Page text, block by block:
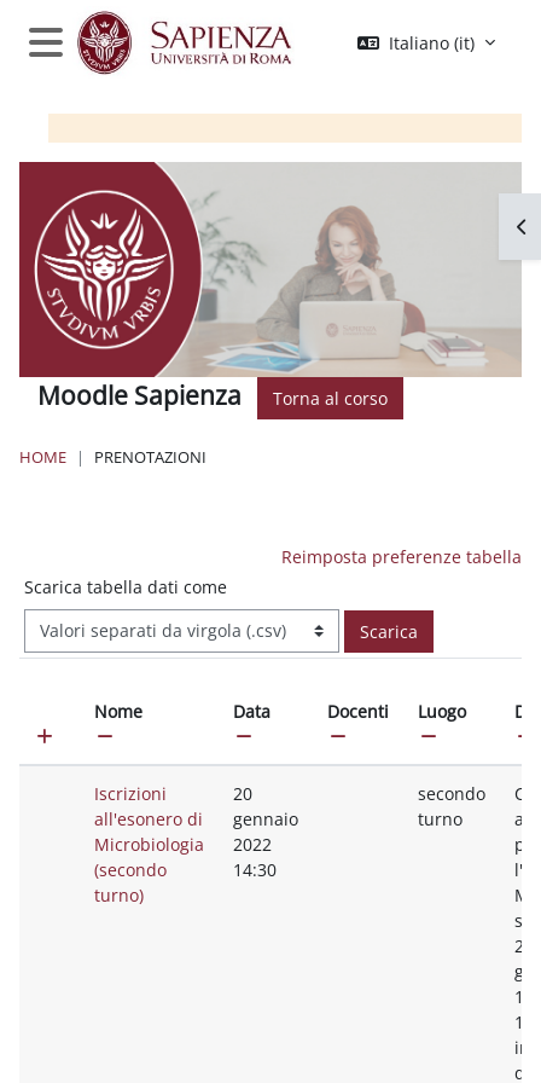
Vai al contenuto principale
Pannello laterale
Italiano ‎(it)‎
Moodle Sapienza Torna al corso
HOME PRENOTAZIONI
Reimposta preferenze tabella
Scarica tabella dati come
Scarica
Nome Data Docenti Luogo
Iscrizioni
all'esonero di
Microbiologia
(secondo
turno)
20
gennaio
2022
14:30
secondo
turno
si
2
in